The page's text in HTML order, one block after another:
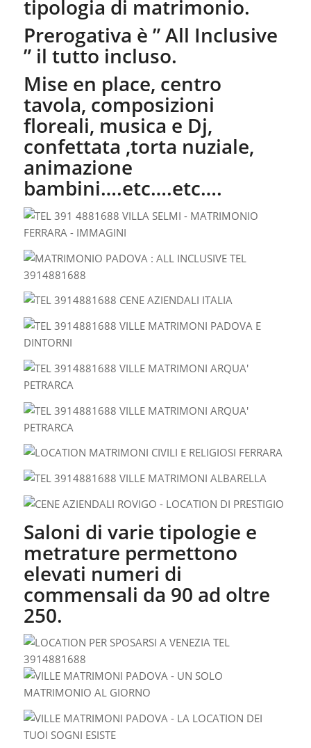
tipologia di matrimonio.
Prerogativa è ” All Inclusive
” il tutto incluso.
Mise en place, centro
tavola, composizioni
floreali, musica e Dj,
confettata ,torta nuziale,
animazione
bambini….etc….etc….
Saloni di varie tipologie e
metrature permettono
elevati numeri di
commensali da 90 ad oltre
250.